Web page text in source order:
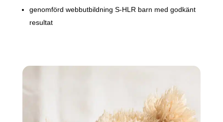
genomförd webbutbildning S-HLR barn med godkänt
resultat